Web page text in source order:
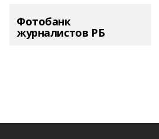
Фотобанк
журналистов РБ